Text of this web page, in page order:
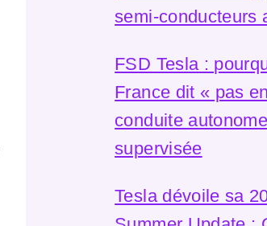
semi-conducteurs
FSD Tesla :
France dit « pas
conduite autonome
supervisée
Tesla dévoile sa